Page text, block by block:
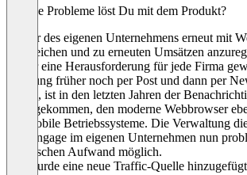
Welche Probleme löst Du mit dem Produkt?
Nutzer des eigenen Unternehmens erneut mit
zu erreichen und zu erneuten Umsätzen
immer eine Herausforderung für jede Firma
Werbung früher noch per Post und dann per
wurde, ist in den letzten Jahren der
hinzugekommen, den moderne Webbrowser
wir mobile Betriebssysteme. Die Verwaltung
Pushengage im eigenen Unternehmen nun
technischen Aufwand möglich.
“Es wurde eine neue Traffic-Quelle